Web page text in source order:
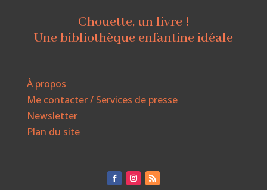
Chouette, un livre !
Une bibliothèque enfantine idéale
À propos
Me contacter / Services de presse
Newsletter
Plan du site